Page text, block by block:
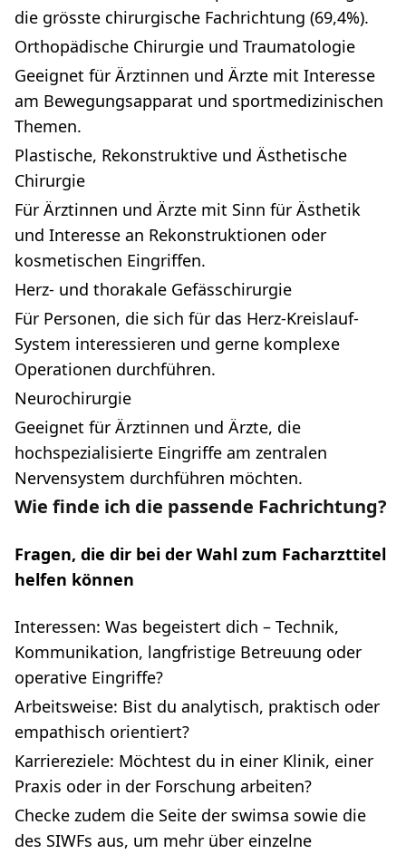
die grösste chirurgische Fachrichtung (69,4%).
Orthopädische Chirurgie und Traumatologie
Geeignet für Ärztinnen und Ärzte mit Interesse
am Bewegungsapparat und sportmedizinischen
Themen.
Plastische, Rekonstruktive und Ästhetische
Chirurgie
Für Ärztinnen und Ärzte mit Sinn für Ästhetik
und Interesse an Rekonstruktionen oder
kosmetischen Eingriffen.
Herz- und thorakale Gefässchirurgie
Für Personen, die sich für das Herz-Kreislauf-
System interessieren und gerne komplexe
Operationen durchführen.
Neurochirurgie
Geeignet für Ärztinnen und Ärzte, die
hochspezialisierte Eingriffe am zentralen
Nervensystem durchführen möchten.
Wie finde ich die passende Fachrichtung?
Fragen, die dir bei der Wahl zum Facharzttitel
helfen können
Interessen: Was begeistert dich – Technik,
Kommunikation, langfristige Betreuung oder
operative Eingriffe?
Arbeitsweise: Bist du analytisch, praktisch oder
empathisch orientiert?
Karriereziele: Möchtest du in einer Klinik, einer
Praxis oder in der Forschung arbeiten?
Checke zudem die Seite der swimsa sowie die
des SIWFs aus, um mehr über einzelne